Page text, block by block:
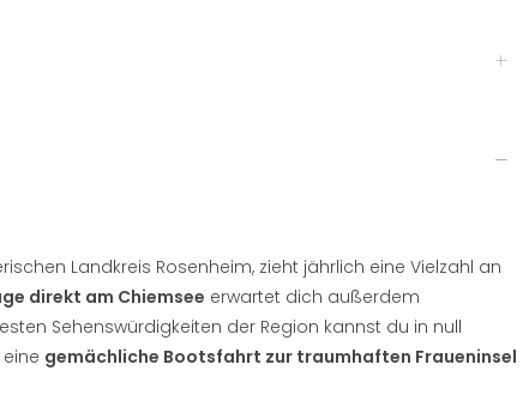
Landkreis Rosenheim, zieht jährlich eine Vielzahl an
direkt am Chiemsee erwartet dich außerdem
Sehenswürdigkeiten der Region kannst du in null
gemächliche Bootsfahrt zur traumhaften Fraueninsel